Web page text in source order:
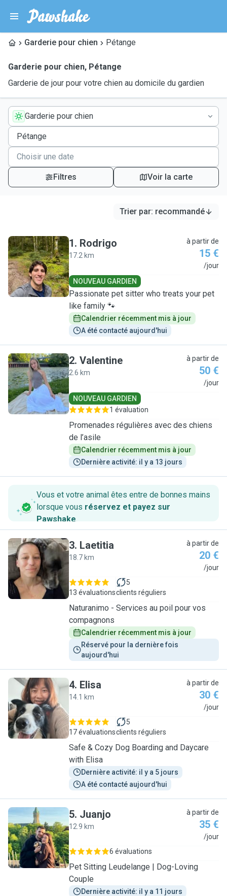
Garderie pour chien Pétange
Garderie pour chien, Pétange
Garderie de jour pour votre chien au domicile du gardien
Garderie pour chien
Filtres Voir la carte
Trier par: recommandé
R
1. Rodrigo
17.2 km
à partir de
15 €
/jour
NOUVEAU GARDIEN
Passionate pet sitter who treats your pet
like family 🐾
Calendrier récemment mis à jour
A été contacté aujourd'hui
V
2. Valentine
2.6 km
à partir de
50 €
/jour
NOUVEAU GARDIEN
1 évaluation
Promenades régulières avec des chiens
de l’asile
Calendrier récemment mis à jour
Dernière activité: il y a 13 jours
Vous et votre animal êtes entre de bonnes mains
lorsque vous réservez et payez sur
Pawshake.
L
3. Laetitia
18.7 km
à partir de
20 €
/jour
13 évaluations
5
clients réguliers
Naturanimo - Services au poil pour vos
compagnons
Calendrier récemment mis à jour
Réservé pour la dernière fois
aujourd'hui
E
4. Elisa
14.1 km
à partir de
30 €
/jour
17 évaluations
5
clients réguliers
Safe & Cozy Dog Boarding and Daycare
with Elisa
Dernière activité: il y a 5 jours
A été contacté aujourd'hui
J
5. Juanjo
12.9 km
à partir de
35 €
/jour
6 évaluations
Pet Sitting Leudelange | Dog-Loving
Couple
Dernière activité: il y a 11 jours